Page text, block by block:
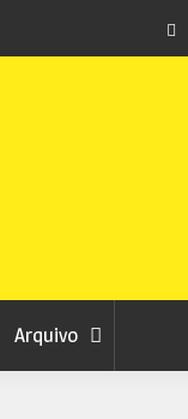
Covilhã avança
Municipal
Arquivo